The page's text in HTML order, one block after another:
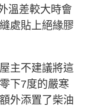
溫差較大時會
處貼上絕緣膠
主不建議將這
下7度的嚴寒
外添置了柴油